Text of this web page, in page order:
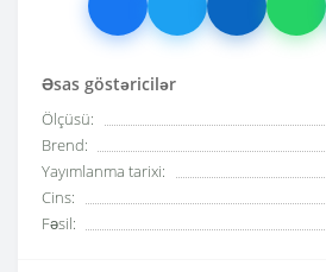
Əsas göstəricilər
Ölçüsü:
Brend:
Yayımlanma tarixi:
Cins:
Fəsil: